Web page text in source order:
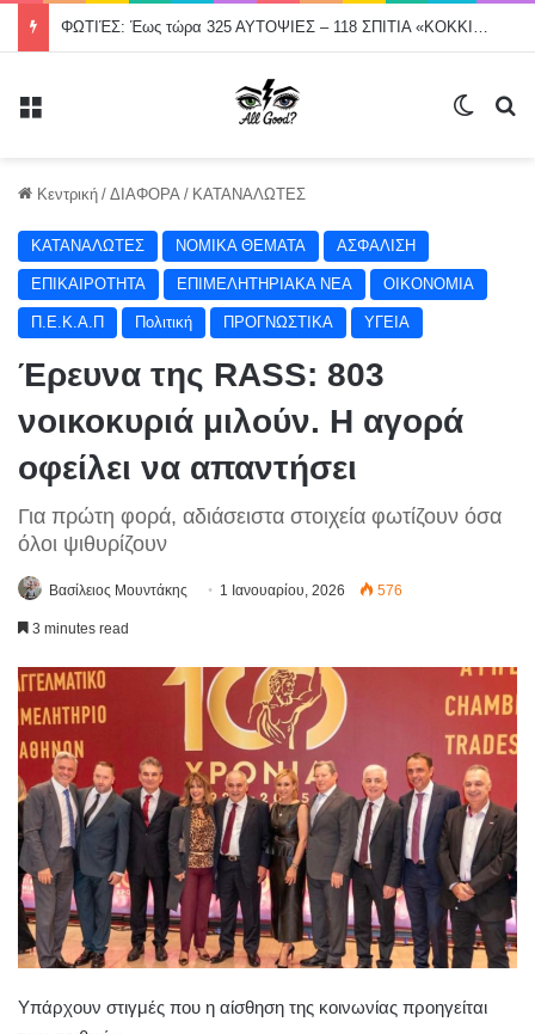
ΦΩΤΙΈΣ: Έως τώρα 325 ΑΥΤΟΨΙΕΣ – 118 ΣΠΙΤΙΑ «ΚΟΚΚΙΝΑ»
Κεντρική / ΔΙΑΦΟΡΑ / ΚΑΤΑΝΑΛΩΤΕΣ
ΚΑΤΑΝΑΛΩΤΕΣ NOMIKA ΘΕΜΑΤΑ ΑΣΦΑΛΙΣΗ
ΕΠΙΚΑΙΡΟΤΗΤΑ ΕΠΙΜΕΛΗΤΗΡΙΑΚΑ ΝΕΑ ΟΙΚΟΝΟΜΙΑ
Π.Ε.Κ.Α.Π Πολιτική ΠΡΟΓΝΩΣΤΙΚΑ ΥΓΕΙΑ
Έρευνα της RASS: 803
νοικοκυριά μιλούν. Η αγορά
οφείλει να απαντήσει
Για πρώτη φορά, αδιάσειστα στοιχεία φωτίζουν όσα
όλοι ψιθυρίζουν
Βασίλειος Μουντάκης 1 Ιανουαρίου, 2026 576
3 minutes read
Υπάρχουν στιγμές που η αίσθηση της κοινωνίας προηγείται